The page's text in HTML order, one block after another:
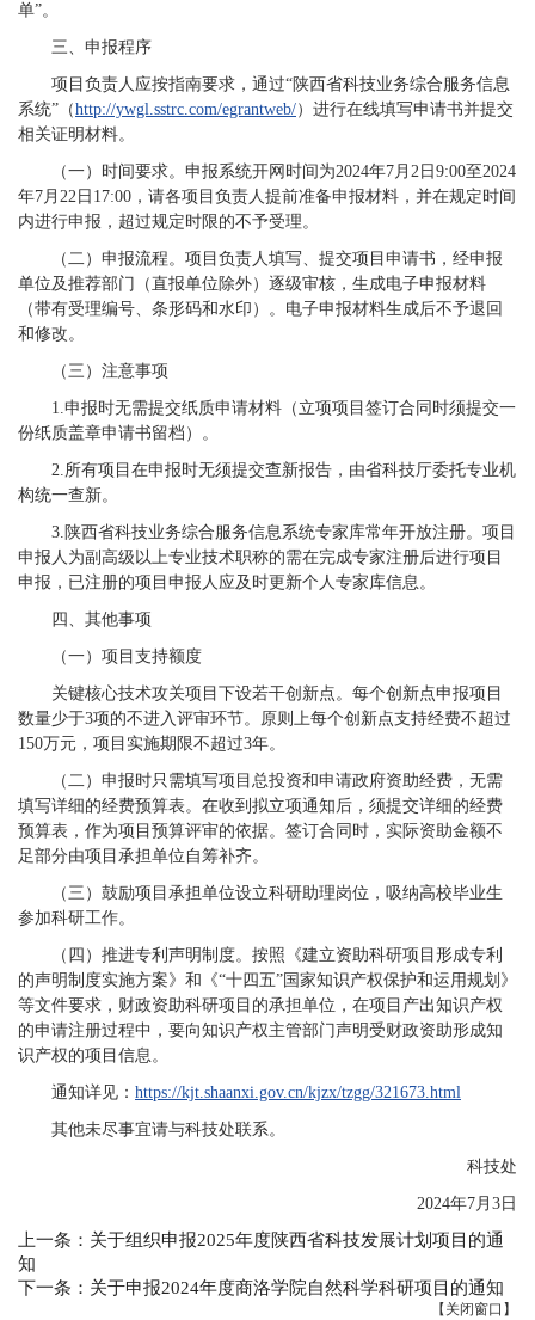
单”。
三、申报程序
项目负责人应按指南要求，通过“陕西省科技业务综合服务信息
系统”（http://ywgl.sstrc.com/egrantweb/）进行在线填写申请书并提交
相关证明材料。
（一）时间要求。申报系统开网时间为2024年7月2日9:00至2024
年7月22日17:00，请各项目负责人提前准备申报材料，并在规定时间
内进行申报，超过规定时限的不予受理。
（二）申报流程。项目负责人填写、提交项目申请书，经申报
单位及推荐部门（直报单位除外）逐级审核，生成电子申报材料
（带有受理编号、条形码和水印）。电子申报材料生成后不予退回
和修改。
（三）注意事项
1.申报时无需提交纸质申请材料（立项项目签订合同时须提交一
份纸质盖章申请书留档）。
2.所有项目在申报时无须提交查新报告，由省科技厅委托专业机
构统一查新。
3.陕西省科技业务综合服务信息系统专家库常年开放注册。项目
申报人为副高级以上专业技术职称的需在完成专家注册后进行项目
申报，已注册的项目申报人应及时更新个人专家库信息。
四、其他事项
（一）项目支持额度
关键核心技术攻关项目下设若干创新点。每个创新点申报项目
数量少于3项的不进入评审环节。原则上每个创新点支持经费不超过
150万元，项目实施期限不超过3年。
（二）申报时只需填写项目总投资和申请政府资助经费，无需
填写详细的经费预算表。在收到拟立项通知后，须提交详细的经费
预算表，作为项目预算评审的依据。签订合同时，实际资助金额不
足部分由项目承担单位自筹补齐。
（三）鼓励项目承担单位设立科研助理岗位，吸纳高校毕业生
参加科研工作。
（四）推进专利声明制度。按照《建立资助科研项目形成专利
的声明制度实施方案》和《“十四五”国家知识产权保护和运用规划》
等文件要求，财政资助科研项目的承担单位，在项目产出知识产权
的申请注册过程中，要向知识产权主管部门声明受财政资助形成知
识产权的项目信息。
通知详见： https://kjt.shaanxi.gov.cn/kjzx/tzgg/321673.html
其他未尽事宜请与科技处联系。
科技处
2024年7月3日
上一条：关于组织申报2025年度陕西省科技发展计划项目的通
知
下一条：关于申报2024年度商洛学院自然科学科研项目的通知
【 关闭窗口 】